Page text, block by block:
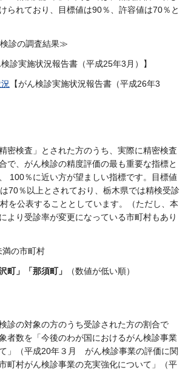
られており、目標値は90％、許容値は70％と
診の調査結果≫
検診実施状況報告書（平成25年3月）】
【がん検診実施状況報告書（平成26年3
密検査」とされた方のうち、実際に精密検査
で、がん検診の精度評価の最も重要な指標と
100％に近い方が望ましい指標です。目標値
70％以上とされており、栃木県では精検受診
を公表することとしています。（ただし、本
より受診率が変更になっている市町村もあり
満の市町村
町」「那須町」 （数値が低い順）
診の対象の方のうち受診された方の割合で
者数を「今後のわが国におけるがん検診事業
」（平成20年３月 がん検診事業の評価に関
町村がん検診事業の充実強化について」（平